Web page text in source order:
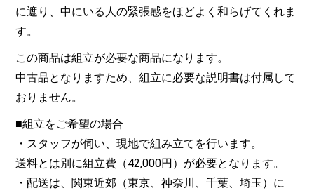
に遮り、中にいる人の緊張感をほどよく和らげてくれま
す。
この商品は組立が必要な商品になります。
中古品となりますため、組立に必要な説明書は付属して
おりません。
■組立をご希望の場合
・スタッフが伺い、現地で組み立てを行います。
送料とは別に組立費（42,000円）が必要となります。
・配送は、関東近郊（東京、神奈川、千葉、埼玉）に